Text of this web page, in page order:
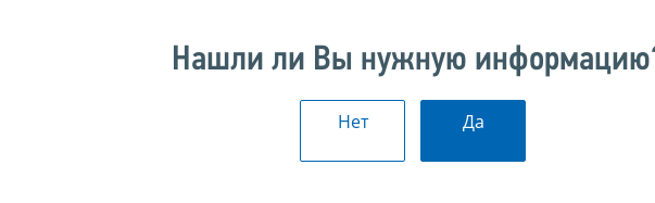
Нашли ли Вы нужную
Нет Да